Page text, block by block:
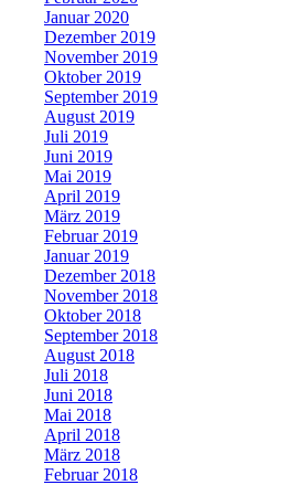
Januar 2020
Dezember 2019
November 2019
Oktober 2019
September 2019
August 2019
Juli 2019
Juni 2019
Mai 2019
April 2019
März 2019
Februar 2019
Januar 2019
Dezember 2018
November 2018
Oktober 2018
September 2018
August 2018
Juli 2018
Juni 2018
Mai 2018
April 2018
März 2018
Februar 2018